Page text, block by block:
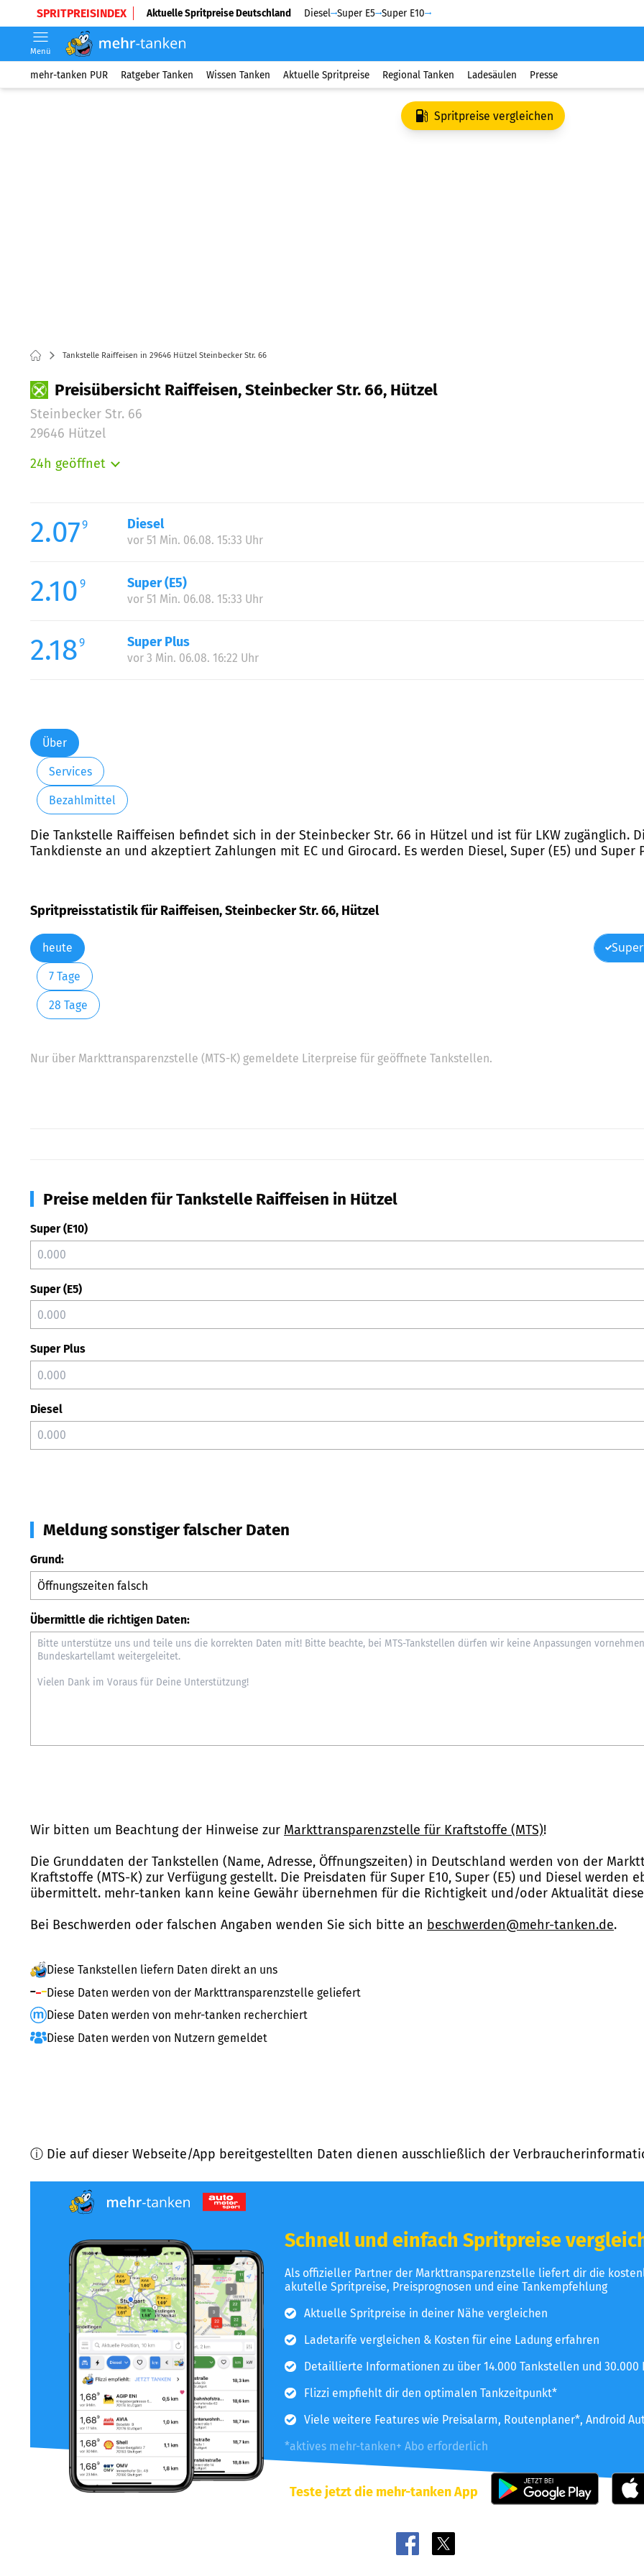
SPRITPREISINDEX Aktuelle Spritpreise Deutschland Diesel Super E5 Super E10
Menü
mehr-tanken PUR Ratgeber Tanken Wissen Tanken Aktuelle Spritpreise Regional Tanken Ladesäulen Presse
Spritpreise vergleichen
Tankstelle Raiffeisen in 29646 Hützel Steinbecker Str. 66
Preisübersicht Raiffeisen, Steinbecker Str. 66, Hützel
Steinbecker Str. 66
29646 Hützel
24h geöffnet
Mittwoch:
Donnerstag:
Samstag:
Sonntag:
2.079 Diesel
vor 51 Min. 06.08. 15:33 Uhr
2.10 9 Super (E5)
vor 51 Min. 06.08. 15:33 Uhr
2.189 Super Plus
vor 3 Min. 06.08. 16:22 Uhr
Über
Services
Bezahlmittel
Die Tankstelle Raiffeisen befindet sich in der Steinbecker Str. 66 in Hützel und ist für LKW zugänglich.
Tankdienste an und akzeptiert Zahlungen mit EC und Girocard. Es werden Diesel, Super (E5) und
Spritpreisstatistik für Raiffeisen, Steinbecker Str. 66, Hützel
heute
7 Tage
28 Tage
Nur über Markttransparenzstelle (MTS-K) gemeldete Literpreise für geöffnete Tankstellen.
Preise melden für Tankstelle Raiffeisen in Hützel
Super (E10)
Super (E5)
Super Plus
Diesel
Meldung sonstiger falscher Daten
Grund:
Übermittle die richtigen Daten:
Wir bitten um Beachtung der Hinweise zur Markttransparenzstelle für Kraftstoffe (MTS)!
Die Grunddaten der Tankstellen (Name, Adresse, Öffnungszeiten) in Deutschland werden von der
Kraftstoffe (MTS-K) zur Verfügung gestellt. Die Preisdaten für Super E10, Super (E5) und Diesel werden
übermittelt. mehr-tanken kann keine Gewähr übernehmen für die Richtigkeit und/oder Aktualität
Bei Beschwerden oder falschen Angaben wenden Sie sich bitte an beschwerden@mehr-tanken.de.
Diese Tankstellen liefern Daten direkt an uns
Diese Daten werden von der Markttransparenzstelle geliefert
Diese Daten werden von mehr-tanken recherchiert
Diese Daten werden von Nutzern gemeldet
ⓘ Die auf dieser Webseite/App bereitgestellten Daten dienen ausschließlich der
Schnell und einfach Spritpreise
Als offizieller Partner der Markttransparenzstelle liefert dir die
akutelle Spritpreise, Preisprognosen und eine Tankempfehlung
Aktuelle Spritpreise in deiner Nähe vergleichen
Ladetarife vergleichen & Kosten für eine Ladung erfahren
Detaillierte Informationen zu über 14.000 Tankstellen und 30.000
Flizzi empfiehlt dir den optimalen Tankzeitpunkt*
Viele weitere Features wie Preisalarm, Routenplaner*, Android
*aktives mehr-tanken+ Abo erforderlich
Teste jetzt die mehr-tanken App